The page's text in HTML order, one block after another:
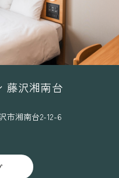
藤沢湘南台
市湘南台2-12-6